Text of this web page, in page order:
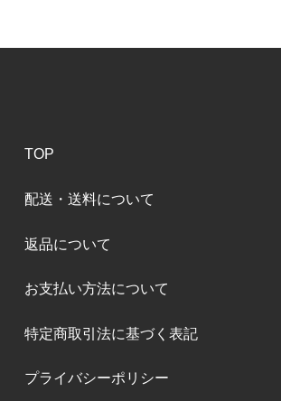
TOP
配送・送料について
返品について
お支払い方法について
特定商取引法に基づく表記
プライバシーポリシー